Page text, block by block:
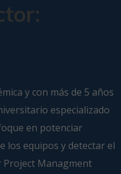
y con más de 5 años
especializado
en potenciar
los equipos y detectar el
Project Managment